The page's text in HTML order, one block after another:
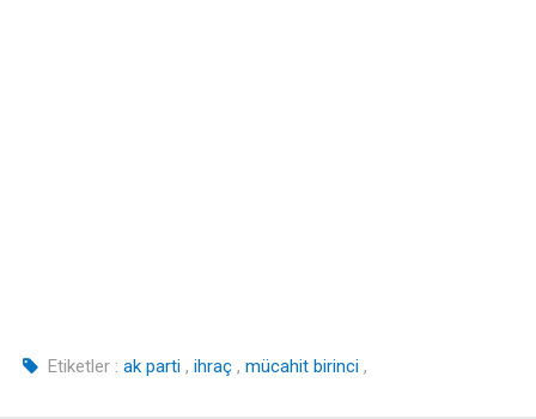
Etiketler : ak parti , ihraç , mücahit birinci ,